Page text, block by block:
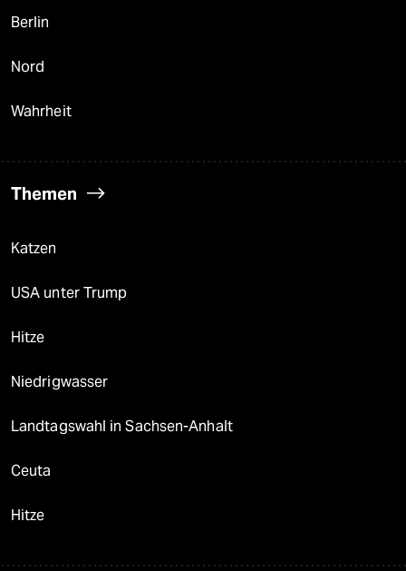
Berlin
Nord
Wahrheit
Themen
Katzen
USA unter Trump
Hitze
Niedrigwasser
Landtagswahl in Sachsen-Anhalt
Ceuta
Hitze